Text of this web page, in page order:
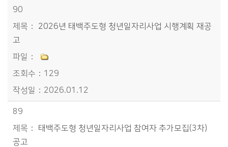
90
2026년 태백주도형 청년일자리사업 시행계획 재공
고
129
2026.01.12
89
태백주도형 청년일자리사업 참여자 추가모집(3차)
공고